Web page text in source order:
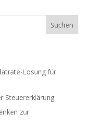
Suchen
Lösung für
Steuererklärung
zur